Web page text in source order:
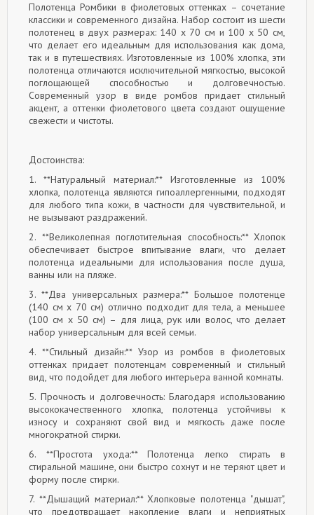
Полотенца Ромбики в фиолетовых оттенках – сочетание
классики и современного дизайна. Набор состоит из шести
полотенец в двух размерах: 140 х 70 см и 100 х 50 см,
что делает его идеальным для использования как дома,
так и в путешествиях. Изготовленные из 100% хлопка, эти
полотенца отличаются исключительной мягкостью, высокой
поглощающей способностью и долговечностью.
Современный узор в виде ромбов придает стильный
акцент, а оттенки фиолетового цвета создают ощущение
свежести и чистоты.
Достоинства:
1. **Натуральный материал:** Изготовленные из 100%
хлопка, полотенца являются гипоаллергенными, подходят
для любого типа кожи, в частности для чувствительной, и
не вызывают раздражений.
2. **Великолепная поглотительная способность:** Хлопок
обеспечивает быстрое впитывание влаги, что делает
полотенца идеальными для использования после душа,
ванны или на пляже.
3. **Два универсальных размера:** Большое полотенце
(140 см х 70 см) отлично подходит для тела, а меньшее
(100 см х 50 см) – для лица, рук или волос, что делает
набор универсальным для всей семьи.
4. **Стильный дизайн:** Узор из ромбов в фиолетовых
оттенках придает полотенцам современный и стильный
вид, что подойдет для любого интерьера ванной комнаты.
5. Прочность и долговечность: Благодаря использованию
высококачественного хлопка, полотенца устойчивы к
износу и сохраняют свой вид и мягкость даже после
многократной стирки.
6. **Простота ухода:** Полотенца легко стирать в
стиральной машине, они быстро сохнут и не теряют цвет и
форму после стирки.
7. **Дышащий материал:** Хлопковые полотенца "дышат",
что предотвращает накопление влаги и неприятных